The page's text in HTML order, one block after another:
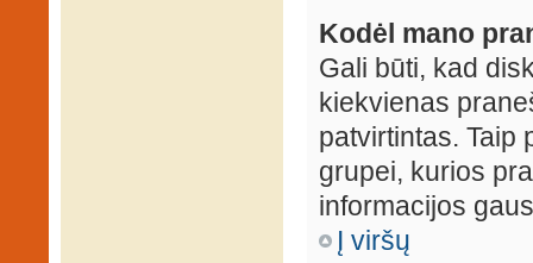
Kodėl mano
Gali būti, kad
kiekvienas
patvirtintas. Taip
grupei, kurios
informacijos
Į viršų